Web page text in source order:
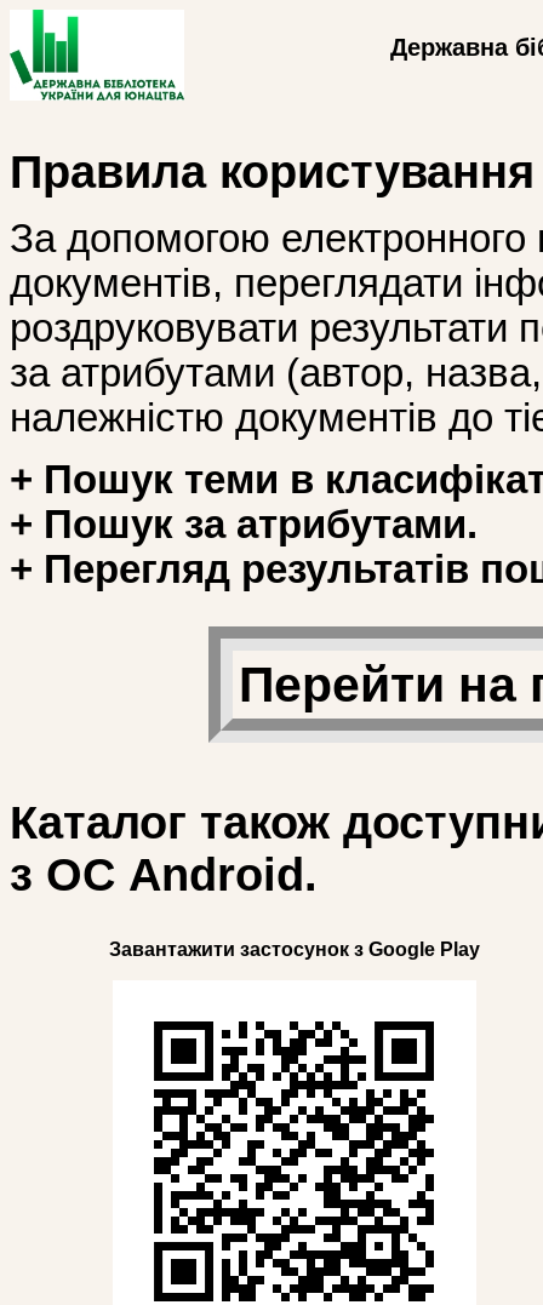
Державна
Правила
За допомогою
документів, переглядати
роздруковувати
за атрибутами (автор, назва,
належністю документів до
+ Пошук теми в
+ Пошук за атрибутами.
+ Перегляд результатів
Перейти на
Каталог також
з ОС Android.
Завантажити застосунок з Google Play